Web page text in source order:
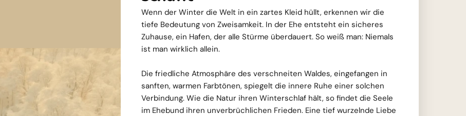
Wenn der Winter die Welt in ein zartes Kleid hüllt, erkennen wir die
tiefe Bedeutung von Zweisamkeit. In der Ehe entsteht ein sicheres
Zuhause, ein Hafen, der alle Stürme überdauert. So weiß man: Niemals
ist man wirklich allein.
Die friedliche Atmosphäre des verschneiten Waldes, eingefangen in
sanften, warmen Farbtönen, spiegelt die innere Ruhe einer solchen
Verbindung. Wie die Natur ihren Winterschlaf hält, so findet die Seele
im Ehebund ihren unverbrüchlichen Frieden. Eine tief wurzelnde Liebe